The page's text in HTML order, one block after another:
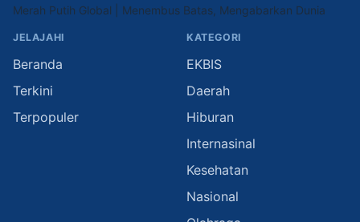
Merah Putih Global | Menembus Batas, Mengabarkan Dunia
JELAJAHI
Beranda
Terkini
Terpopuler
KATEGORI
EKBIS
Daerah
Hiburan
Internasinal
Kesehatan
Nasional